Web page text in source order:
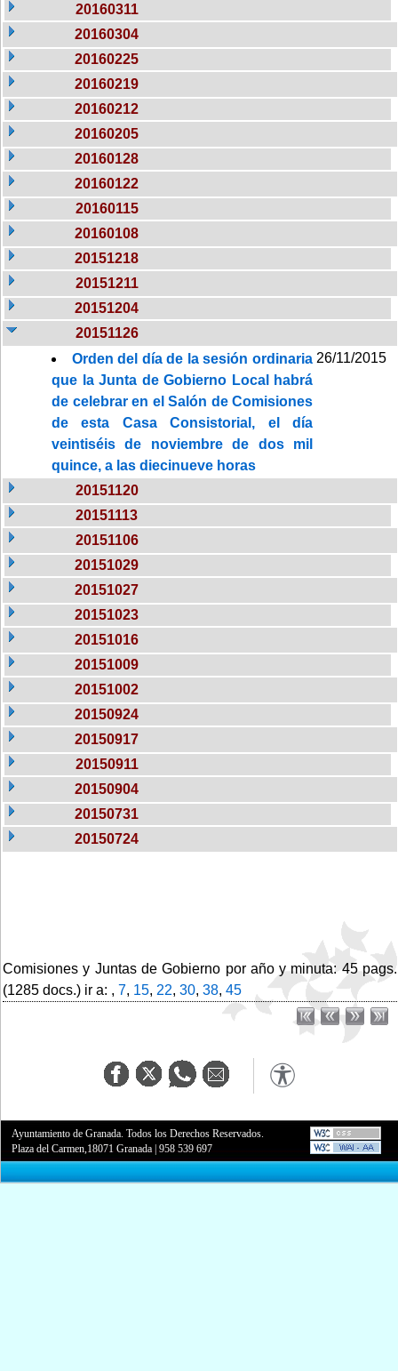
20160311
20160304
20160225
20160219
20160212
20160205
20160128
20160122
20160115
20160108
20151218
20151211
20151204
20151126
Orden del día de la sesión ordinaria
que la Junta de Gobierno Local habrá
de celebrar en el Salón de Comisiones
de esta Casa Consistorial, el día
veintiséis de noviembre de dos mil
quince, a las diecinueve horas
26/11/2015
20151120
20151113
20151106
20151029
20151027
20151023
20151016
20151009
20151002
20150924
20150917
20150911
20150904
20150731
20150724
Comisiones y Juntas de Gobierno por año y minuta: 45 pags.
(1285 docs.) ir a: , 7, 15, 22, 30, 38, 45
Ayuntamiento de Granada. Todos los Derechos Reservados.
Plaza del Carmen,18071 Granada |958 539 697